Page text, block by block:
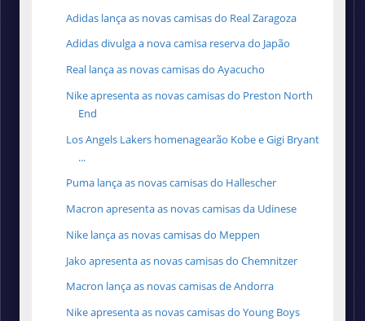
Adidas lança as novas camisas do Real Zaragoza
Adidas divulga a nova camisa reserva do Japão
Real lança as novas camisas do Ayacucho
Nike apresenta as novas camisas do Preston North
End
Los Angels Lakers homenagearão Kobe e Gigi Bryant
...
Puma lança as novas camisas do Hallescher
Macron apresenta as novas camisas da Udinese
Nike lança as novas camisas do Meppen
Jako apresenta as novas camisas do Chemnitzer
Macron lança as novas camisas de Andorra
Nike apresenta as novas camisas do Young Boys